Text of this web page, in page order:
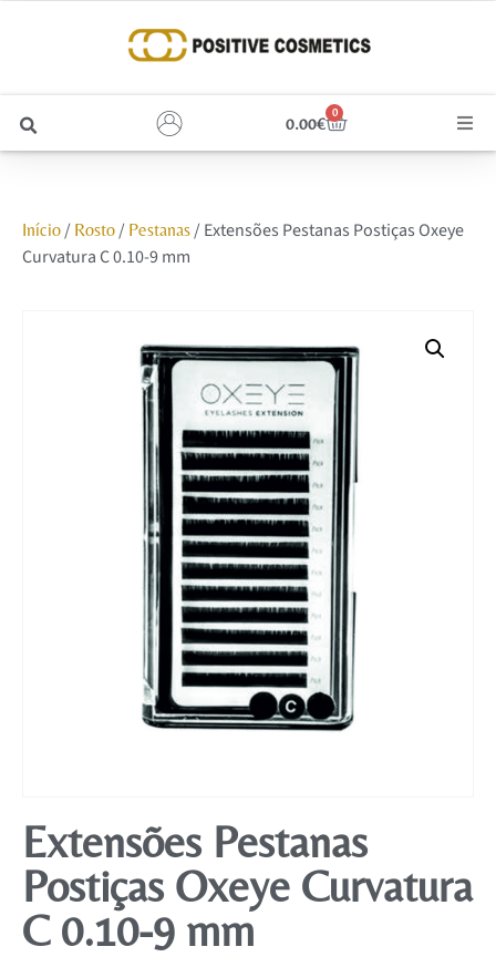
0.00€
0
Unhas
Início/ Rosto/ Pestanas/ Extensões Pestanas Postiças Oxeye
Curvatura C 0.10-9 mm
Extensões Pestanas
Postiças Oxeye Curvatura
C 0.10-9 mm